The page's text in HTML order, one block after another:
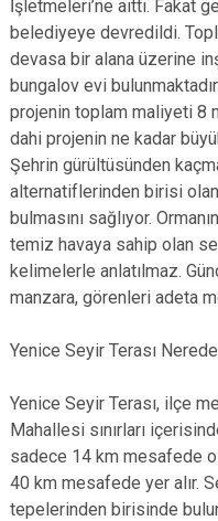
İşletmeleri’ne aitti. Fakat
belediyeye devredildi.
devasa bir alana üzerine
bungalov evi
projenin toplam maliyeti 8
dahi projenin ne kadar
Şehrin gürültüsünden
alternatiflerinden birisi
bulmasını sağlıyor.
temiz havaya sahip olan
kelimelerle anlatılmaz.
manzara, görenleri adeta
Yenice Seyir Terası
Yenice Seyir Terası, ilçe
Mahallesi sınırları
sadece 14 km mesafede
40 km mesafede yer alır.
tepelerinden birisinde